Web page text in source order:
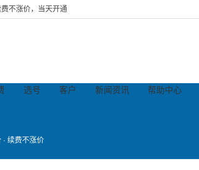
不涨价，当天开通
选号 客户 新闻资讯 帮助中心
续费不涨价